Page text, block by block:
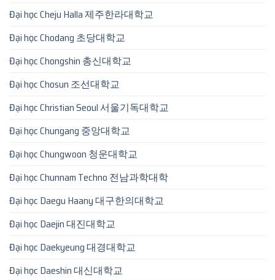
Đại học Cheju Halla 제주한라대학교
Đại học Chodang 초당대학교
Đại học Chongshin 총신대학교
Đại học Chosun 조선대학교
Đại học Christian Seoul 서울기독대학교
Đại học Chungang 중앙대학교
Đại học Chungwoon 청운대학교
Đại học Chunnam Techno 전남과학대학
Đại học Daegu Haany 대구한의대학교
Đại học Daejin 대진대학교
Đại học Daekyeung 대경대학교
Đại học Daeshin 대신대학교